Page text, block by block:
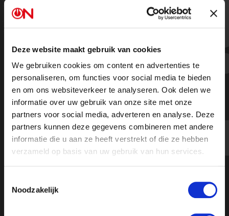
Deze website maakt gebruik van cookies
We gebruiken cookies om content en advertenties te
personaliseren, om functies voor social media te bieden
en om ons websiteverkeer te analyseren. Ook delen we
informatie over uw gebruik van onze site met onze
partners voor social media, adverteren en analyse. Deze
partners kunnen deze gegevens combineren met andere
informatie die u aan ze heeft verstrekt of die ze hebben
verzameld op basis van uw gebruik van hun services.
Noodzakelijk
“Het gaat BLM niet om het
bestrijden van racisme, het gaat ze
om macht en het verdienmodel”